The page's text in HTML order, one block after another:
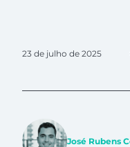
23 de julho de 2025
José Rubens